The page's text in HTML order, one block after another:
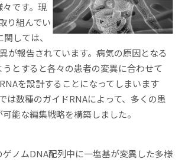
です。現
り組んでい
しては、
が報告されています。病気の原因となる
とすると各々の患者の変異に合わせて
を設計することになってしまいます
は数種のガイドRNAによって、多くの患
能な編集戦略を構築しました。
ゲノムDNA配列中に一塩基が変異した多様